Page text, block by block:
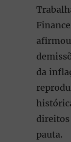
da
pauta.